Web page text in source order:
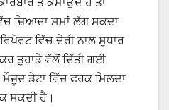
ਜ਼ਿਆਦਾ ਸਮਾਂ ਲੱਗ ਸਕਦਾ
ਵਿੱਚ ਦੇਰੀ ਨਾਲ ਸੁਧਾਰ
ਤੁਹਾਡੇ ਵੱਲੋਂ ਦਿੱਤੀ ਗਈ
ਮੌਜੂਦ ਡੇਟਾ ਵਿੱਚ ਫਰਕ ਮਿਲਦਾ
ਸਕਦੀ ਹੈ।